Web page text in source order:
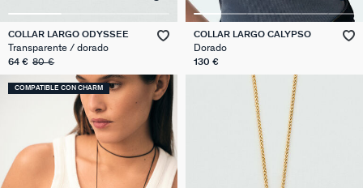
COLLAR LARGO ODYSSEE
Transparente / dorado
64 € 80 €
COLLAR LARGO CALYPSO
Dorado
130 €
COMPATIBLE CON CHARM